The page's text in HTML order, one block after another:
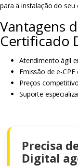
para a instalação do seu
Vantagens
Certificado
Atendimento ágil
Emissão de e-
Preços
Suporte
Precisa
Digital